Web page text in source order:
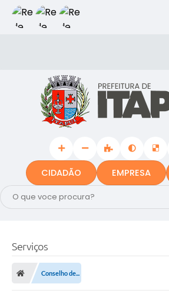
CIDADÃO EMPRESA
Serviços
Conselho de...